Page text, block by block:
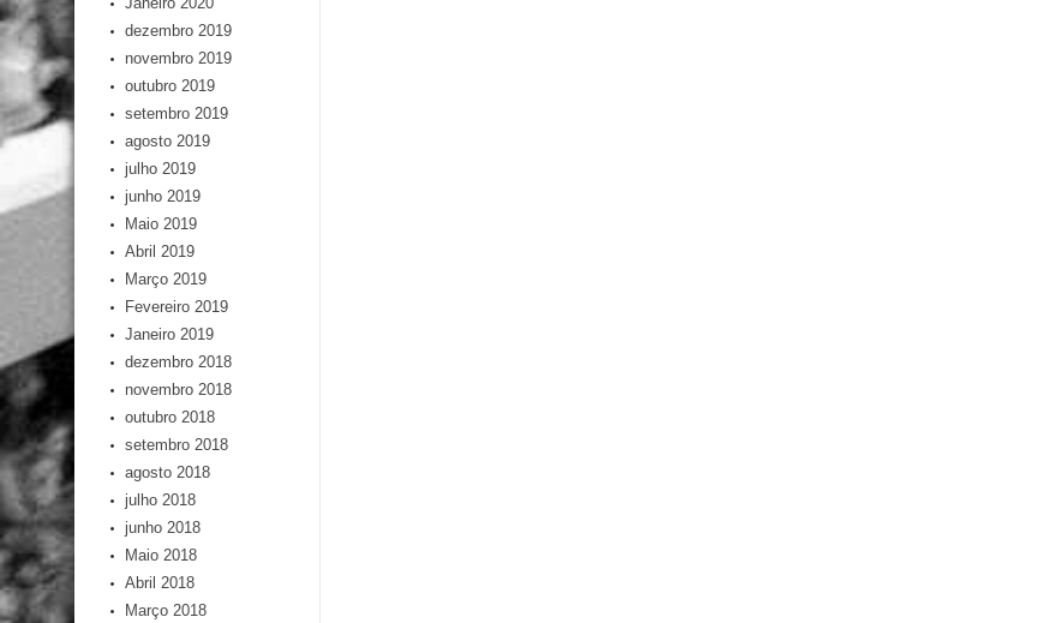
dezembro 2019
novembro 2019
outubro 2019
setembro 2019
agosto 2019
julho 2019
junho 2019
Maio 2019
Abril 2019
Março 2019
Fevereiro 2019
Janeiro 2019
dezembro 2018
novembro 2018
outubro 2018
setembro 2018
agosto 2018
julho 2018
junho 2018
Maio 2018
Abril 2018
Março 2018